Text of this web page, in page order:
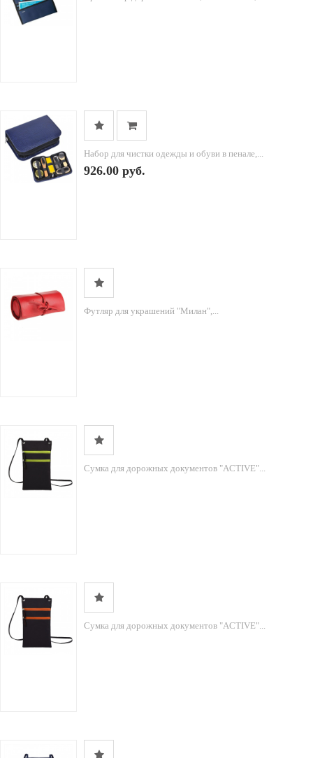
Набор для чистки одежды и обуви в пенале,...
926.00 руб.
Футляр для украшений "Милан",...
Сумка для дорожных документов "ACTIVE"...
Сумка для дорожных документов "ACTIVE"...